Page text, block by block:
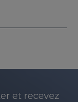
et recevez